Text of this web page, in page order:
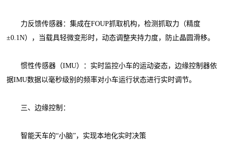
力反馈传感器：集成在FOUP抓取机构，检测抓取力（精度
±0.1N），当载具轻微变形时，动态调整夹持力度，防止晶圆滑移。
惯性传感器（IMU）：实时监控小车的运动姿态，边缘控制器依
据IMU数据以毫秒级别的频率对小车运行状态进行实时调节。
三、边缘控制：
智能天车的“小脑”，实现本地化实时决策